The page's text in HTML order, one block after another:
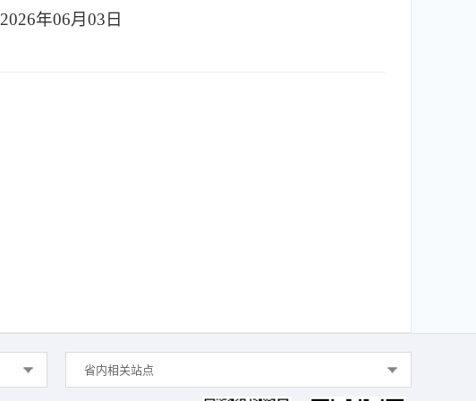
2026年06月03日
省内相关站点